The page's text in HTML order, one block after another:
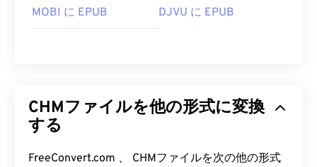
MOBI に EPUB DJVU に EPUB
CHMファイルを他の形式に変換
する
FreeConvert.com 、 CHMファイルを次の他の形式